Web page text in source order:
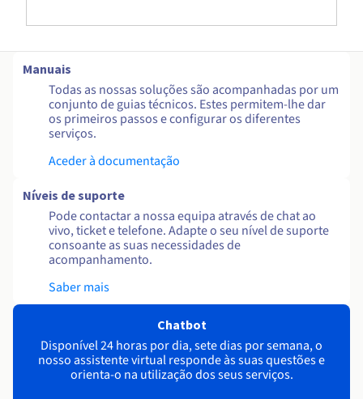
Manuais
Todas as nossas soluções são acompanhadas por um
conjunto de guias técnicos. Estes permitem-lhe dar
os primeiros passos e configurar os diferentes
serviços.
Aceder à documentação
Níveis de suporte
Pode contactar a nossa equipa através de chat ao
vivo, ticket e telefone. Adapte o seu nível de suporte
consoante as suas necessidades de
acompanhamento.
Saber mais
Chatbot
Disponível 24 horas por dia, sete dias por semana, o
nosso assistente virtual responde às suas questões e
orienta-o na utilização dos seus serviços.